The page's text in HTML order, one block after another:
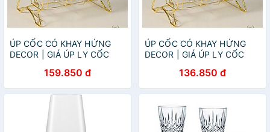
ÚP CỐC CÓ KHAY HỨNG
DECOR | GIÁ ÚP LY CỐC
HỨNG NƯỚC BẦU DỤC (
MẪU MỚI VỀ )
159.850 đ
ÚP CỐC CÓ KHAY HỨNG
DECOR | GIÁ ÚP LY CỐC
HỨNG NƯỚC BẦU DỤC (
MẪU MỚI VỀ )
136.850 đ